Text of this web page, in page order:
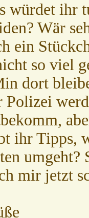
würdet ihr
Wär
ein
so viel
dort
Polizei
ihr Tipps,
mir jetzt